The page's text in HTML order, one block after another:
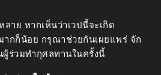
าย หากเห็นว่าเวปนี้จะเกิด
กก็น้อย กรุณาช่วยกันเผยแพร่ จัก
ร่วมทำกุศลทานในครั้งนี้